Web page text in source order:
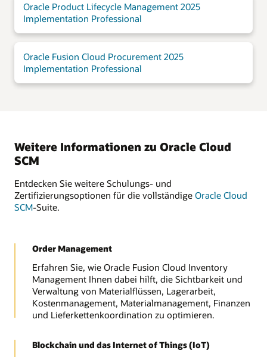
Oracle Product Lifecycle Management 2025
Implementation Professional
Oracle Fusion Cloud Procurement 2025
Implementation Professional
Weitere Informationen zu Oracle Cloud
SCM
Entdecken Sie weitere Schulungs- und
Zertifizierungsoptionen für die vollständige Oracle Cloud
SCM-Suite.
Order Management
Erfahren Sie, wie Oracle Fusion Cloud Inventory
Management Ihnen dabei hilft, die Sichtbarkeit und
Verwaltung von Materialflüssen, Lagerarbeit,
Kostenmanagement, Materialmanagement, Finanzen
und Lieferkettenkoordination zu optimieren.
Blockchain und das Internet of Things (IoT)